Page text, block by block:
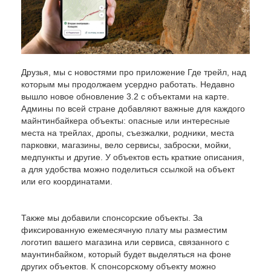
Друзья, мы с новостями про приложение Где трейл, над
которым мы продолжаем усердно работать. Недавно
вышло новое обновление 3.2 с объектами на карте.
Админы по всей стране добавляют важные для каждого
майнтинбайкера объекты: опасные или интересные
места на трейлах, дропы, съезжалки, родники, места
парковки, магазины, вело сервисы, заброски, мойки,
медпункты и другие. У объектов есть краткие описания,
а для удобства можно поделиться ссылкой на объект
или его координатами.
Также мы добавили спонсорские объекты. За
фиксированную ежемесячную плату мы разместим
логотип вашего магазина или сервиса, связанного с
маунтинбайком, который будет выделяться на фоне
других объектов. К спонсорскому объекту можно